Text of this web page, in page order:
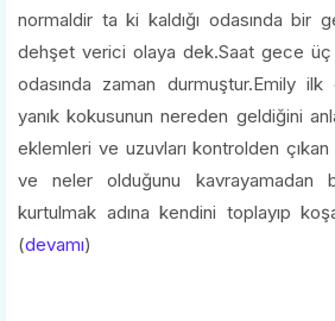
normaldir ta ki kaldığı odasında bir
dehşet verici olaya dek.Saat gece üç
odasında zaman durmuştur.Emily
yanık kokusunun nereden geldiğini
eklemleri ve uzuvları kontrolden çıkan
ve neler olduğunu kavrayamadan
kurtulmak adına kendini toplayıp
(devamı)